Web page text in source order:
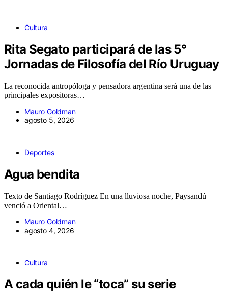
Cultura
Rita Segato participará de las 5°
Jornadas de Filosofía del Río Uruguay
La reconocida antropóloga y pensadora argentina será una de las
principales expositoras…
Mauro Goldman
agosto 5, 2026
Deportes
Agua bendita
Texto de Santiago Rodríguez En una lluviosa noche, Paysandú
venció a Oriental…
Mauro Goldman
agosto 4, 2026
Cultura
A cada quién le “toca” su serie